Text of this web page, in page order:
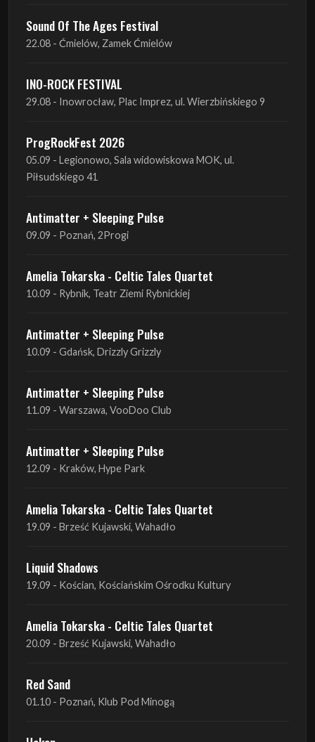
INO-ROCK FESTIVAL
29.08 - Inowrocław, Plac Imprez, ul. Wierzbińskiego 9
ProgRockFest 2026
Antimatter + Sleeping Pulse
09.09 - Poznań, 2Progi
Amelia Tokarska - Celtic Tales Quartet
10.09 - Rybnik, Teatr Ziemi Rybnickiej
Antimatter + Sleeping Pulse
Antimatter + Sleeping Pulse
11.09 - Warszawa, VooDoo Club
Antimatter + Sleeping Pulse
12.09 - Kraków, Hype Park
Amelia Tokarska - Celtic Tales Quartet
19.09 - Brześć Kujawski, Wahadło
Liquid Shadows
19.09 - Kościan, Kościańskim Ośrodku Kultury
Amelia Tokarska - Celtic Tales Quartet
20.09 - Brześć Kujawski, Wahadło
Red Sand
Haken
Heretoir + Unreqvited + Nidare